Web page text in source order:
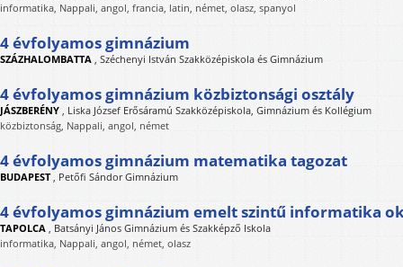
informatika, Nappali, angol, francia, latin, német, olasz, spanyol
4 évfolyamos gimnázium
SZÁZHALOMBATTA , Széchenyi István Szakközépiskola és Gimnázium
4 évfolyamos gimnázium közbiztonsági osztály
JÁSZBERÉNY , Liska József Erősáramú Szakközépiskola, Gimnázium és Kollégium
közbiztonság, Nappali, angol, német
4 évfolyamos gimnázium matematika tagozat
BUDAPEST, Petőfi Sándor Gimnázium
4 évfolyamos gimnázium emelt szintű informatika
TAPOLCA , Batsányi János Gimnázium és Szakképző Iskola
informatika, Nappali, angol, német, olasz